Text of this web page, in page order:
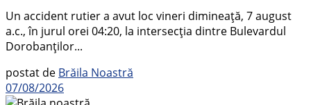
Un accident rutier a avut loc vineri dimineață, 7 august
a.c., în jurul orei 04:20, la intersecția dintre Bulevardul
Dorobanților...
postat de Brăila Noastră
07/08/2026